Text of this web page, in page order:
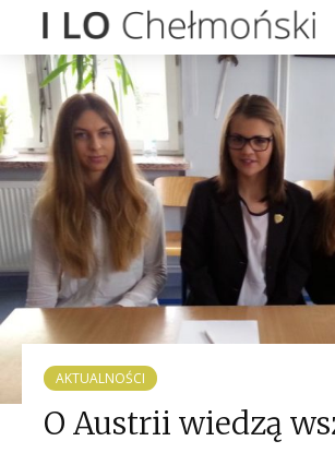
AKTUALNOŚCI
O Austrii wiedzą